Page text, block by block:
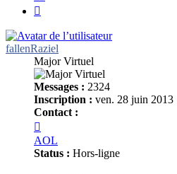
fallenRaziel
Major Virtuel
Messages : 2324
Inscription : ven. 28 juin 2013
Contact :
fallenRaziel
AOL
Status : Hors-ligne